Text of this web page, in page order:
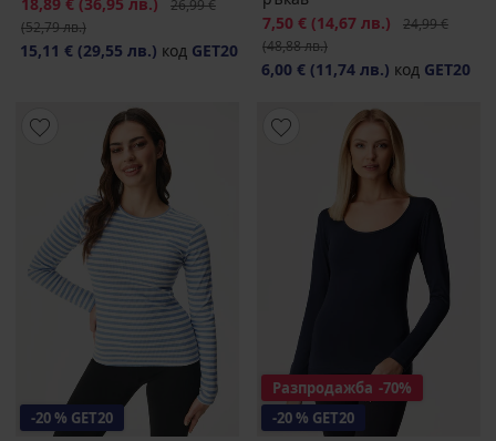
26,99 €
(52,79 лв.)
15,11 € (29,55 лв.) код GET20
Намаление
7,50 € (14,67 лв.)
24,99 €
(48,88 лв.)
6,00 € (11,74 лв.) код GET20
-20 % GET20
Разпродажба -70%
-20 % GET20